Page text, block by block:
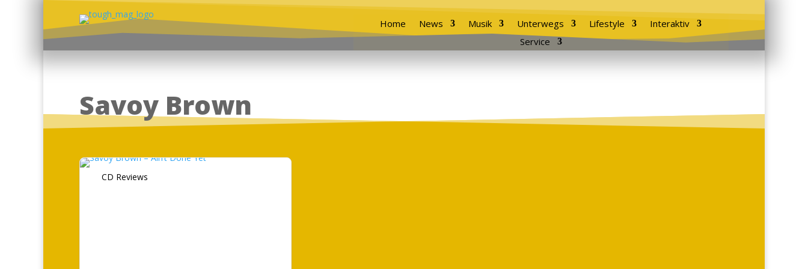
Home News Musik Unterwegs Lifestyle
Interaktiv
Service
Savoy Brown
CD Reviews